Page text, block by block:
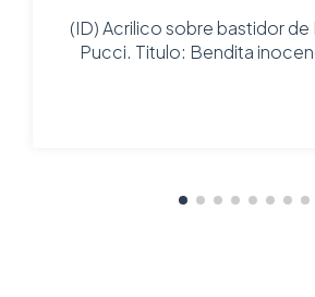
(ID) Acrilico sobre bastidor de
Pucci. Titulo: Bendita